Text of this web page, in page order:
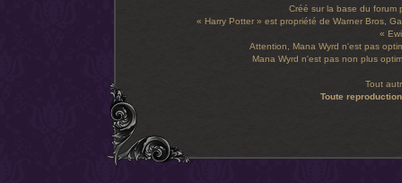
Créé sur la base du forum
« Harry Potter » est propriété de Warner Bros,
«
Attention, Mana Wyrd n'est pas
Mana Wyrd n'est pas non plus
Tout
Toute